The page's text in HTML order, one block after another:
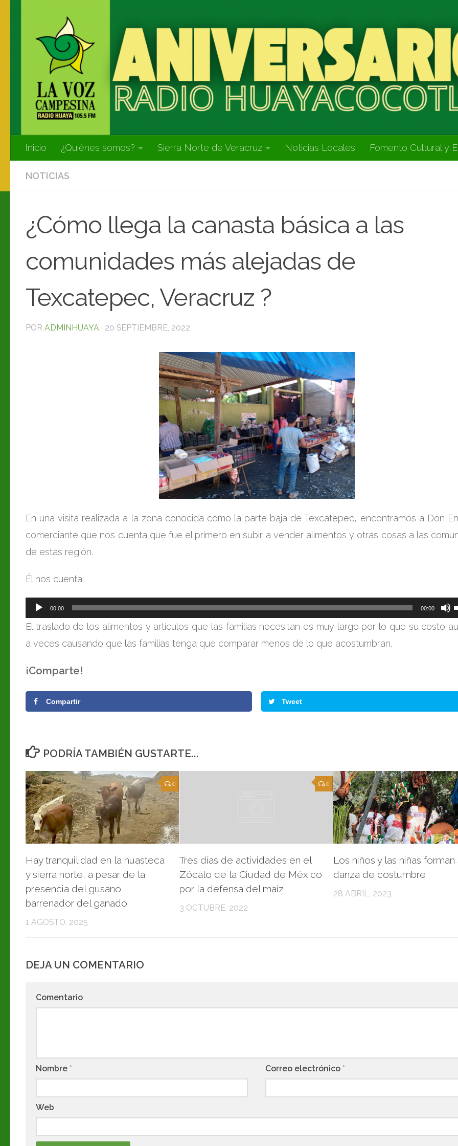
Inicio ¿Quiénes somos? Sierra Norte de Veracruz Noticias Locales Fomento Cultural y
NOTICIAS
¿Cómo llega la canasta básica a las
comunidades más alejadas de
Texcatepec, Veracruz ?
POR ADMINHUAYA · 20 SEPTIEMBRE, 2022
En una visita realizada a la zona conocida como la parte baja de Texcatepec, encontramos a Don
comerciante que nos cuenta que fue el primero en subir a vender alimentos y otras cosas a las
de estas región.
Él nos cuenta:
Reproductor
de
00:00 00:00
El traslado de los alimentos y artículos que las familias necesitan es muy largo por lo que su costo
a veces causando que las familias tenga que comparar menos de lo que acostumbran.
¡Comparte!
Compartir Tweet
PODRÍA TAMBIÉN GUSTARTE...
0
Hay tranquilidad en la huasteca
y sierra norte, a pesar de la
presencia del gusano
barrenador del ganado
1 AGOSTO, 2025
0
Tres días de actividades en el
Zócalo de la Ciudad de México
por la defensa del maíz
3 OCTUBRE, 2022
Los niños y las niñas forman
danza de costumbre
28 ABRIL, 2023
DEJA UN COMENTARIO
Comentario
Nombre * Correo electrónico*
Web